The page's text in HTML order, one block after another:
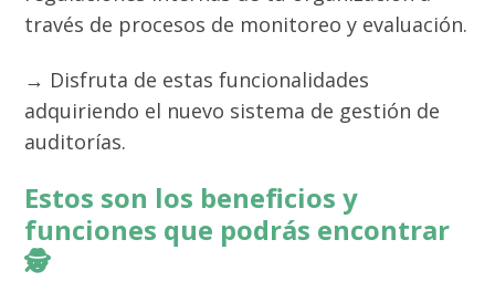
través de procesos de monitoreo y evaluación.
→ Disfruta de estas funcionalidades
adquiriendo el nuevo sistema de gestión de
auditorías.
Estos son los beneficios y
funciones que podrás encontrar
🕵️